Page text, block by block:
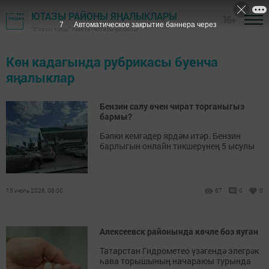
ЮТАЗЫ РАЙОНЫ ЯҢАЛЫКЛАРЫ
"Ютазы таңы" гәзите - Ютазы районы
Көн кадагында рубрикасы буенча
яңалыклар
Бензин салу өчен чират торганыгыз
бармы?
Бәлки кемгәдер ярдәм итәр. Бензин
барлыгын онлайн тикшерүнең 5 ысулы
15 июль 2026, 08:00 67 0 0
Алексеевск районында көчле боз яуган
Татарстан Гидрометео үзәгендә элегрәк
һава торышының начараюы турында
7 Автоматическое закрытие баннера через